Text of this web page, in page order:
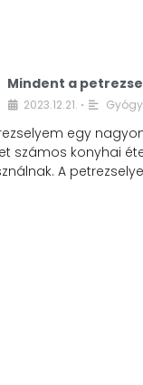
Mindent a
2023.12.21. •
egy
számos konyhai
A